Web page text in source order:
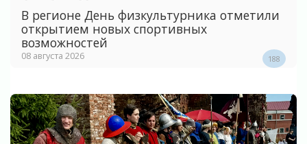
В регионе День физкультурника отметили
открытием новых спортивных
возможностей
08 августа 2026 188